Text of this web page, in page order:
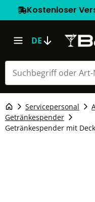
Kostenloser
DE
Servicepersonal
Getränkespender
Getränkespender mit